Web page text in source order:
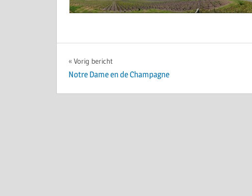
Bericht
navigatie
Vorig bericht
Notre Dame en de Champagne